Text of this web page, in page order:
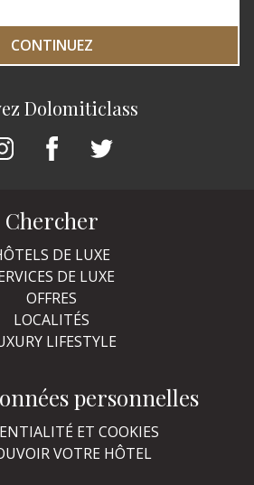
Dolomiticlass
CONTINUEZ
Chercher
DE LUXE
DE LUXE
OFFRES
LOCALITÉS
LIFESTYLE
personnelles
ET COOKIES
VOTRE HÔTEL